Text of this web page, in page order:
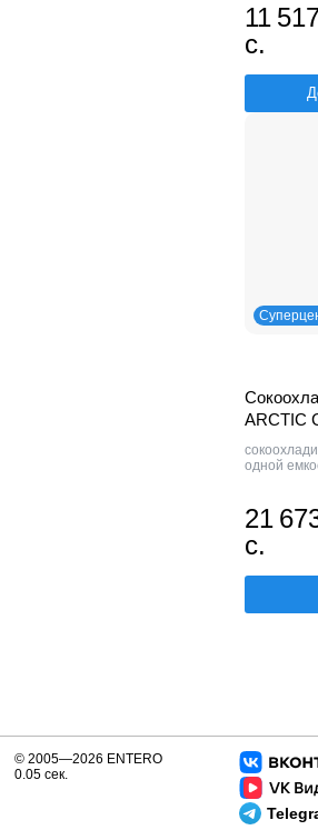
11
с.
ARCTIC
одной
21
с.
© 2005—2026 ENTERO
0.05 сек.